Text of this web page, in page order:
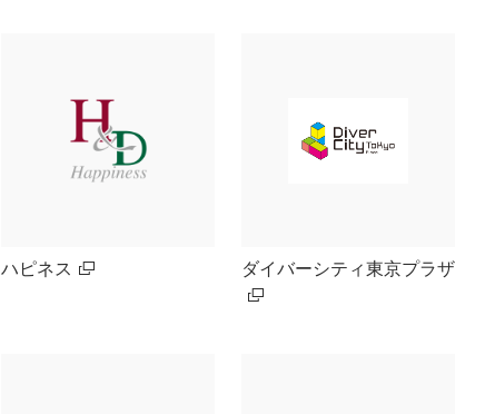
ハピネス ダイバーシティ東京プラザ